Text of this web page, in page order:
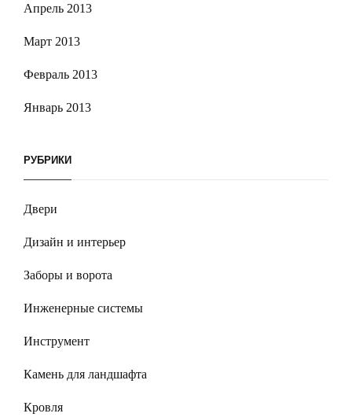
Апрель 2013
Март 2013
Февраль 2013
Январь 2013
РУБРИКИ
Двери
Дизайн и интерьер
Заборы и ворота
Инженерные системы
Инструмент
Камень для ландшафта
Кровля